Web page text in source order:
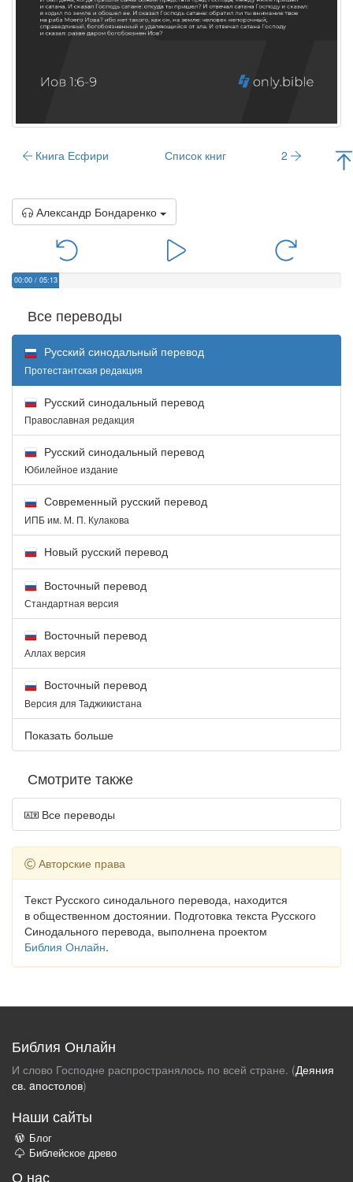
Книга Есфири Список книг 2
Александр Бондаренко
00:00 / 05:13
Все переводы
Русский синодальный перевод
Протестантская редакция
Русский синодальный перевод
Православная редакция
Русский синодальный перевод
Юбилейное издание
Современный русский перевод
ИПБ им. М. П. Кулакова
Новый русский перевод
Восточный перевод
Стандартная версия
Восточный перевод
Аллах версия
Восточный перевод
Версия для Таджикистана
Показать больше
Смотрите также
Все переводы
Авторские права
Текст Русского синодального перевода, находится
в общественном достоянии. Подготовка текста Русского
Синодального перевода, выполнена проектом
Библия Онлайн.
Библия Онлайн
И слово Господне распространялось по всей стране. (Деяния
св. aпостолов)
Наши сайты
Блог
Библейское древо
О нас